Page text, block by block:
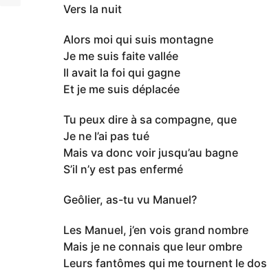
Vers la nuit
Alors moi qui suis montagne
Je me suis faite vallée
Il avait la foi qui gagne
Et je me suis déplacée
Tu peux dire à sa compagne, que
Je ne l’ai pas tué
Mais va donc voir jusqu’au bagne
S’il n’y est pas enfermé
Geôlier, as-tu vu Manuel?
Les Manuel, j’en vois grand nombre
Mais je ne connais que leur ombre
Leurs fantômes qui me tournent le dos